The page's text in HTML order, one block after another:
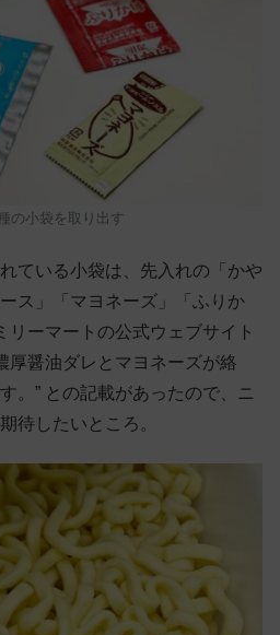
の小袋を取り出す
ている小袋は、先入れの「かや
ス」「マヨネーズ」「ふりか
リーマートの公式ウェブサイト
厚醤油ダレとマヨネーズが絡
。” との記載があったので、ニ
待したいところ。